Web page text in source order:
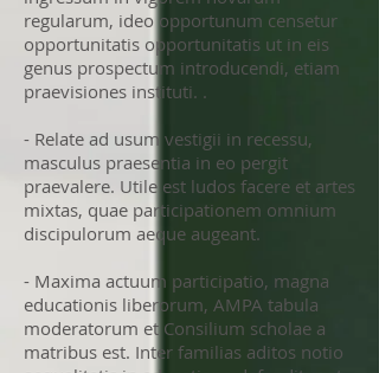
regularum, ideo opportunum censetur
opportunitatis opportunitatis ut in eis
genus prospectum introducendi, etiam
praevisiones instituti. .
- Relate ad usum vestigii in recessu,
masculus praesentia in eo pergit
praevalere. Utile est ludos facere et artes
mixtas, quae participationem omnium
discipulorum aeque augeant.
- Maxima actuum participatio, magna
educationis liberorum, AMPA tabula
moderatorum et Consilium scholae a
matribus est. Inter familias aditos notio